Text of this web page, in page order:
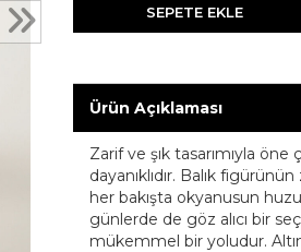
SEPETE EKLE
Ürün Açıklaması
Zarif ve şık tasarımıyla öne
dayanıklıdır. Balık
her bakışta okyanusun
günlerde de göz alıcı bir
mükemmel bir yoludur.